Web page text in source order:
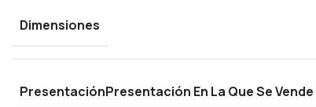
Dimensiones
PresentaciónPresentación En La Que Se